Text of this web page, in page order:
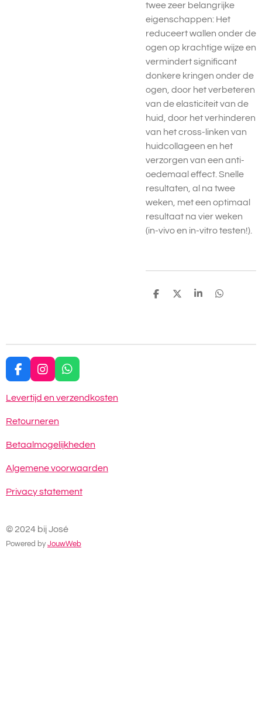
twee zeer belangrijke
eigenschappen: Het
reduceert wallen onder de
ogen op krachtige wijze en
vermindert significant
donkere kringen onder de
ogen, door het verbeteren
van de elasticiteit van de
huid, door het verhinderen
van het cross-linken van
huidcollageen en het
verzorgen van een anti-
oedemaal effect. Snelle
resultaten, al na twee
weken, met een optimaal
resultaat na vier weken
(in-vivo en in-vitro testen!).
D
D
S
D
F
a
c
b
o
k
I
n
s
a
a
W
h
a
p
p
Levertijd en verzendkosten
Retourneren
Betaalmogelijkheden
Algemene voorwaarden
Privacy statement
© 2024 bij José
Powered byJouwWeb